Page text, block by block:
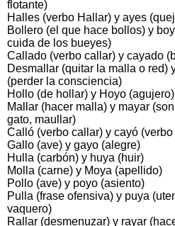
flotante)
Halles (verbo Hallar) y ayes
Bollero (el que hace bollos) y
cuida de los bueyes)
Callado (verbo callar) y cayado
Desmallar (quitar la malla o red)
(perder la consciencia)
Hollo (de hollar) y Hoyo (agujero)
Mallar (hacer malla) y mayar
gato, maullar)
Calló (verbo callar) y cayó (verbo
Gallo (ave) y gayo (alegre)
Hulla (carbón) y huya (huir)
Molla (carne) y Moya (apellido)
Pollo (ave) y poyo (asiento)
Pulla (frase ofensiva) y puya
vaquero)
Rallar (desmenuzar) y rayar